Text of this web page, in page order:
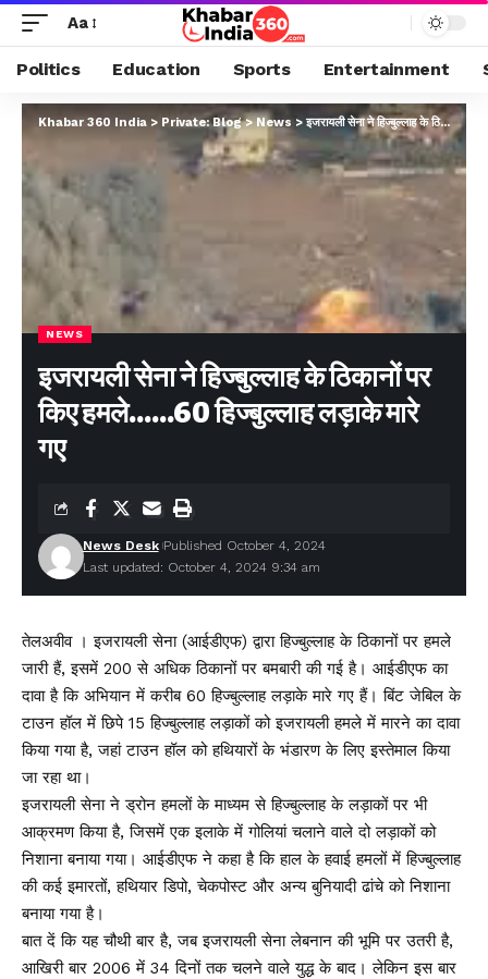
Aa
Politics Education Sports Entertainment
Khabar 360 India > Private: Blog>News> इजरायली सेना ने हिज्बुल्लाह के ठिकानों पर किए हमले……60 हिज्बुल्लाह लड़ाके मारे गए
NEWS
इजरायली सेना ने हिज्बुल्लाह के ठिकानों पर
किए हमले……60 हिज्बुल्लाह लड़ाके मारे
गए
Last updated: October 4, 2024 9:34 am
News Desk Published October 4, 2024
तेलअवीव । इजरायली सेना (आईडीएफ) द्वारा हिज्बुल्लाह के ठिकानों पर हमले
जारी हैं, इसमें 200 से अधिक ठिकानों पर बमबारी की गई है। आईडीएफ का
दावा है कि अभियान में करीब 60 हिज्बुल्लाह लड़ाके मारे गए हैं। बिंट जेबिल के
टाउन हॉल में छिपे 15 हिज्बुल्लाह लड़ाकों को इजरायली हमले में मारने का दावा
किया गया है, जहां टाउन हॉल को हथियारों के भंडारण के लिए इस्तेमाल किया
जा रहा था।
इजरायली सेना ने ड्रोन हमलों के माध्यम से हिज्बुल्लाह के लड़ाकों पर भी
आक्रमण किया है, जिसमें एक इलाके में गोलियां चलाने वाले दो लड़ाकों को
निशाना बनाया गया। आईडीएफ ने कहा है कि हाल के हवाई हमलों में हिज्बुल्लाह
की कई इमारतों, हथियार डिपो, चेकपोस्ट और अन्य बुनियादी ढांचे को निशाना
बनाया गया है।
बात दें कि यह चौथी बार है, जब इजरायली सेना लेबनान की भूमि पर उतरी है,
आखिरी बार 2006 में 34 दिनों तक चलने वाले युद्ध के बाद। लेकिन इस बार